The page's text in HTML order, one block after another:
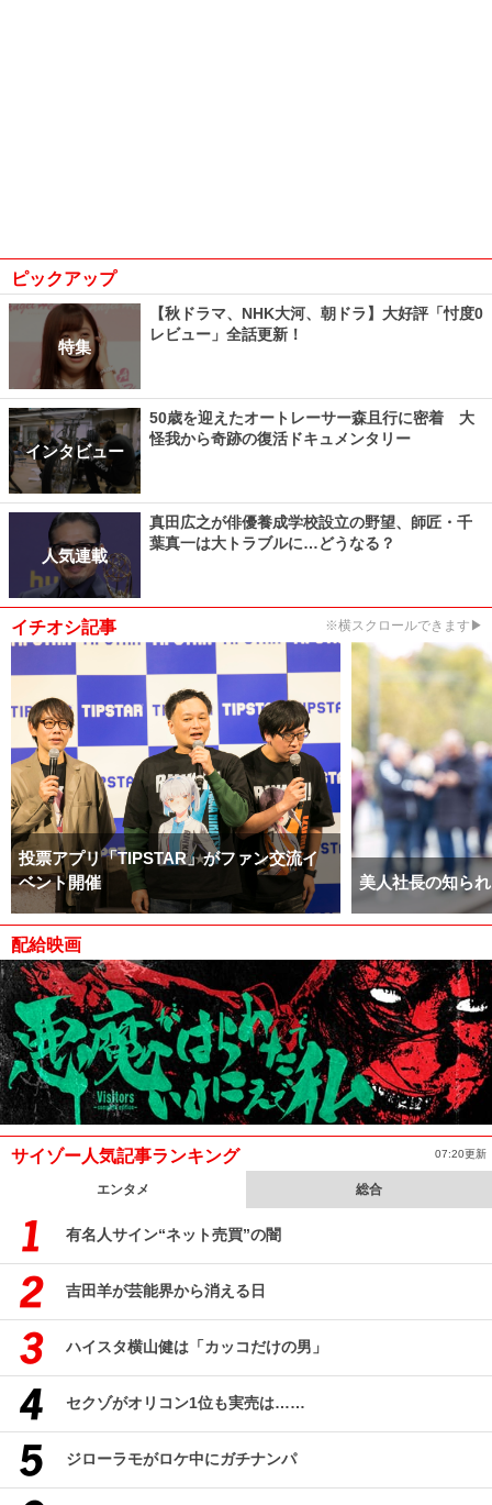
ピックアップ
特集
【秋ドラマ、NHK大河、朝ドラ】大好評「忖度0
レビュー」全話更新！
インタビュー
50歳を迎えたオートレーサー森且行に密着 大
怪我から奇跡の復活ドキュメンタリー
人気連載
真田広之が俳優養成学校設立の野望、師匠・千
葉真一は大トラブルに…どうなる？
イチオシ記事 ※横スクロールできます▶
投票アプリ「TIPSTAR」がファン交流イ
ベント開催
美人社長の知ら
配給映画
サイゾー人気記事ランキング 07:20更新
エンタメ 総合
有名人サイン“ネット売買”の闇
吉田羊が芸能界から消える日
ハイスタ横山健は「カッコだけの男」
セクゾがオリコン1位も実売は……
ジローラモがロケ中にガチナンパ